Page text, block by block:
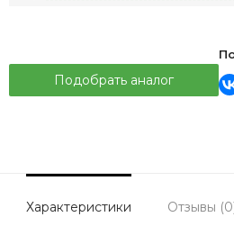
Подобрать аналог
Характеристики Отзывы